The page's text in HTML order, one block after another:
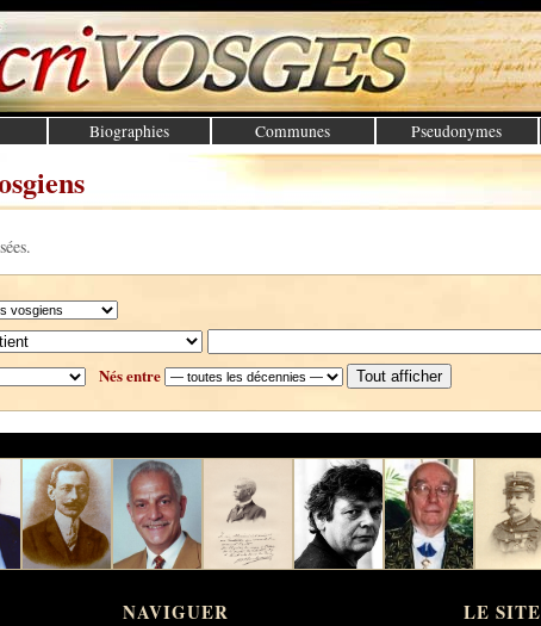
Biographies Communes Pseudonymes
Nés entre Tout afficher
NAVIGUER LE SITE